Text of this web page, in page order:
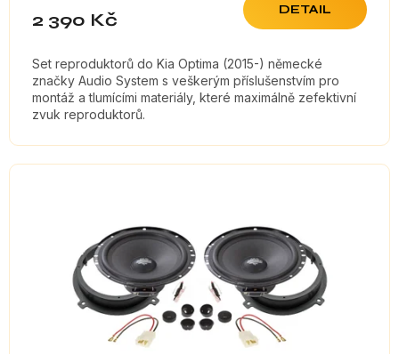
2 390 Kč DETAIL
Set reproduktorů do Kia Optima (2015-) německé
značky Audio System s veškerým příslušenstvím pro
montáž a tlumícími materiály, které maximálně zefektivní
zvuk reproduktorů.